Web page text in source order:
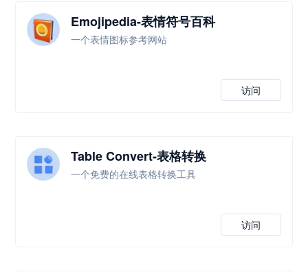
Emojipedia-表情符号百科
一个表情图标参考网站
访问
Table Convert-表格转换
一个免费的在线表格转换工具
访问